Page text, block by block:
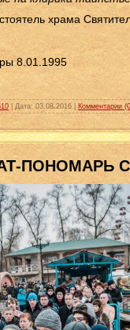
храма
8.01.1995
Дата: 03.08.2016 Комментарии
ПОНОМАРЬ